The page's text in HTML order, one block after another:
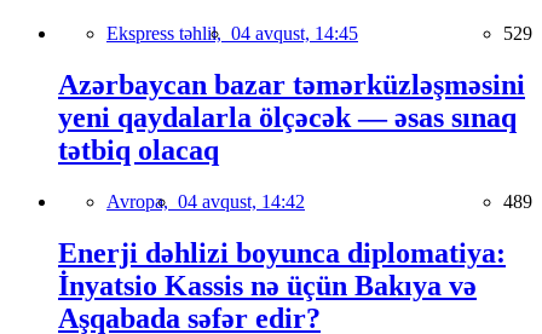
Ekspress təhlil, 04 avqust, 14:45 529
Azərbaycan bazar təmərküzləşməsini
yeni qaydalarla ölçəcək — əsas sınaq
tətbiq olacaq
Avropa, 04 avqust, 14:42 489
Enerji dəhlizi boyunca diplomatiya:
İnyatsio Kassis nə üçün Bakıya və
Aşqabada səfər edir?